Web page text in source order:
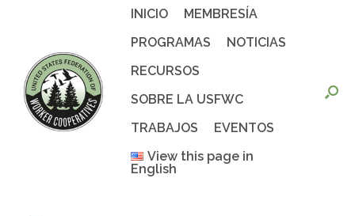
INICIO
MEMBRESÍA
PROGRAMAS
NOTICIAS
RECURSOS
SOBRE LA USFWC
TRABAJOS
EVENTOS
View this page in
English